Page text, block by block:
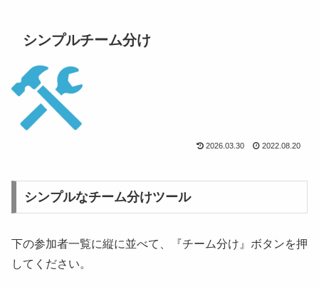
シンプルチーム分け
2026.03.30 2022.08.20
シンプルなチーム分けツール
下の参加者一覧に縦に並べて、『チーム分け』ボタンを押
してください。